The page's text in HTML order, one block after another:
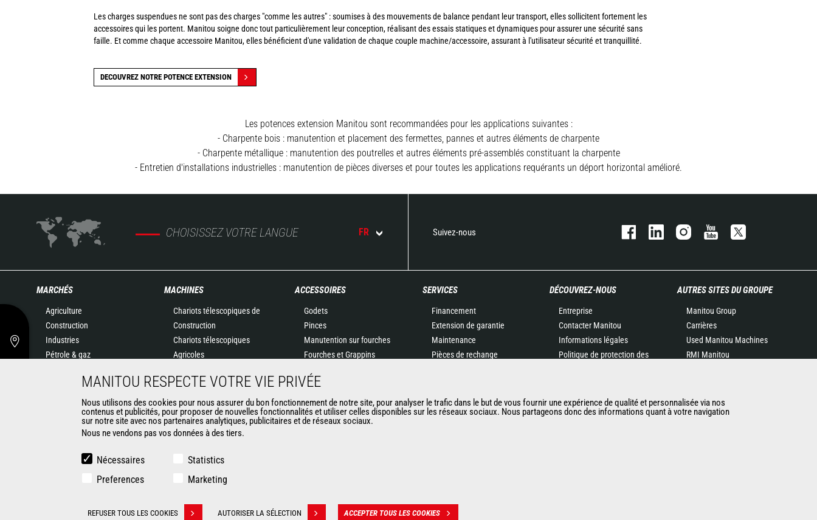
Les charges suspendues ne sont pas des charges "comme les autres" : soumises à des mouvements de balance pendant leur transport, elles sollicitent fortement les
accessoires qui les portent. Manitou soigne donc tout particulièrement leur conception, réalisant des essais statiques et dynamiques pour assurer une sécurité sans
faille. Et comme chaque accessoire Manitou, elles bénéficient d'une validation de chaque couple machine/accessoire, assurant à l'utilisateur sécurité et tranquillité.
DECOUVREZ NOTRE POTENCE EXTENSION
Les potences extension Manitou sont recommandées pour les applications suivantes :
- Charpente bois : manutention et placement des fermettes, pannes et autres éléments de charpente
- Charpente métallique : manutention des poutrelles et autres éléments pré-assemblés constituant la charpente
- Entretien d'installations industrielles : manutention de pièces diverses et pour toutes les applications requérants un déport horizontal amélioré.
CHOISISSEZ VOTRE LANGUE FR Suivez-nous
MARCHÉS
Agriculture
Construction
Industries
Pétrole & gaz
Environnement
Exploitation minière
MACHINES
Chariots télescopiques de
Construction
Chariots télescopiques
Agricoles
MLT-X
Chargeuses articulées
Nacelles élévatrices
Chariots embarqués
Chargeuses compactes
ACCESSOIRES
Godets
Pinces
Manutention sur fourches
Fourches et Grappins
Nacelles
Bennes
Balayeuses et Nettoyeurs
SERVICES
Financement
Extension de garantie
Maintenance
Pièces de rechange
Formations
Matériels d'occasion
DÉCOUVREZ-NOUS
Entreprise
Contacter Manitou
Informations légales
Politique de protection des
Actualités
Historique
AUTRES SITES DU GROUPE
Manitou Group
Carrières
Used Manitou Machines
RMI Manitou
Attachments
MANITOU RESPECTE VOTRE VIE PRIVÉE
Nous utilisons des cookies pour nous assurer du bon fonctionnement de notre site, pour analyser le trafic dans le but de vous fournir une expérience de qualité et personnalisée via nos
contenus et publicités, pour proposer de nouvelles fonctionnalités et utiliser celles disponibles sur les réseaux sociaux. Nous partageons donc des informations quant à votre navigation
sur notre site avec nos partenaires analytiques, publicitaires et de réseaux sociaux.
Nous ne vendons pas vos données à des tiers.
Nécessaires
Statistics
Preferences
Marketing
REFUSER TOUS LES COOKIES AUTORISER LA SÉLECTION ACCEPTER TOUS LES COOKIES